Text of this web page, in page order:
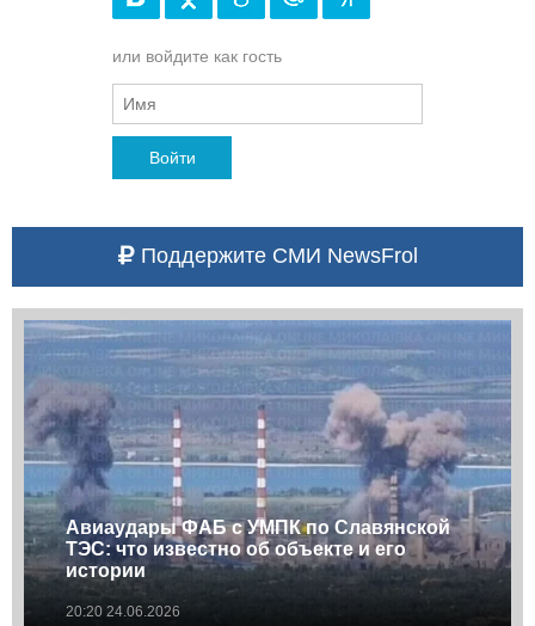
или войдите как гость
Войти
Поддержите СМИ NewsFrol
Авиаудары ФАБ с УМПК по Славянской
ТЭС: что известно об объекте и его
истории
20:20 24.06.2026